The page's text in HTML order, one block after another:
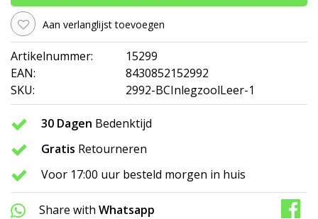
Aan verlanglijst toevoegen
Artikelnummer:
15299
EAN:
8430852152992
SKU:
2992-BCInlegzoolLeer-1
30 Dagen Bedenktijd
Gratis Retourneren
Voor 17:00 uur besteld morgen in huis
Share with Whatsapp